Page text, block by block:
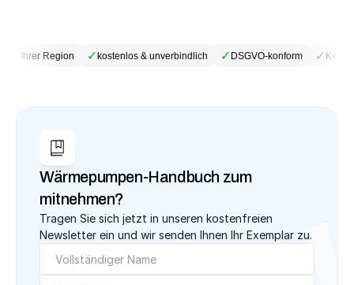
Ihrer Region ✓kostenlos & unverbindlich ✓DSGVO-konform ✓Keine
Wärmepumpen-Handbuch zum
mitnehmen?
Tragen Sie sich jetzt in unseren kostenfreien
Newsletter ein und wir senden Ihnen Ihr Exemplar zu.